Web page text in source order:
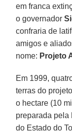
em franca
o governador
confraria de
amigos e
nome: Projeto
Em 1999,
terras do
o hectare (10
preparada pela
do Estado do